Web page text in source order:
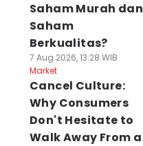
Saham Murah dan
Saham
Berkualitas?
7 Aug 2026, 13:28 WIB
Market
Cancel Culture:
Why Consumers
Don't Hesitate to
Walk Away From a